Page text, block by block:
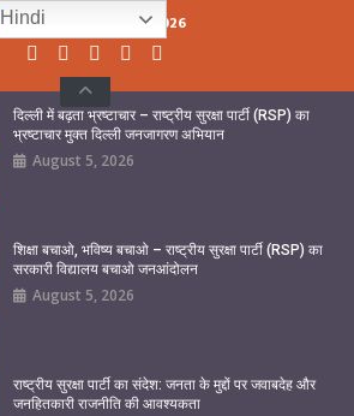
Thursday, August 06, 2026
दिल्ली में बढ़ता भ्रष्टाचार – राष्ट्रीय सुरक्षा पार्टी (RSP) का
भ्रष्टाचार मुक्त दिल्ली जनजागरण अभियान
August 5, 2026
शिक्षा बचाओ, भविष्य बचाओ – राष्ट्रीय सुरक्षा पार्टी (RSP) का
सरकारी विद्यालय बचाओ जनआंदोलन
August 5, 2026
राष्ट्रीय सुरक्षा पार्टी का संदेश: जनता के मुद्दों पर जवाबदेह और
जनहितकारी राजनीति की आवश्यकता
Hindi